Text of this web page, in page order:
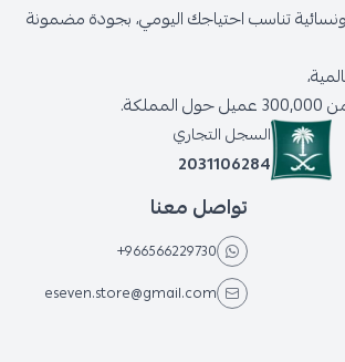
تناسب احتياجك اليومي، بجودة مضمونة
السجل التجاري
2031106284
تواصل معنا
+966566229730
eseven.store@gmail.com